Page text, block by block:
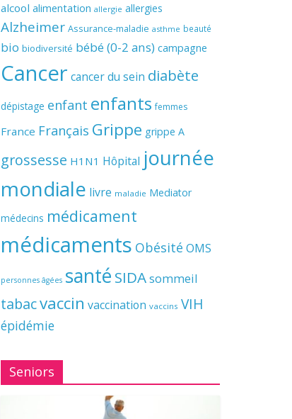
alcool alimentation allergie allergies
Alzheimer Assurance-maladie asthme beauté
bio biodiversité bébé (0-2 ans) campagne
Cancer cancer du sein diabète
dépistage enfant enfants femmes
France Français Grippe grippe A
grossesse H1N1 Hôpital journée
mondiale livre maladie Mediator
médecins médicament
médicaments Obésité OMS
personnes âgées santé SIDAsommeil
tabacvaccin vaccination vaccins VIH
épidémie
Seniors